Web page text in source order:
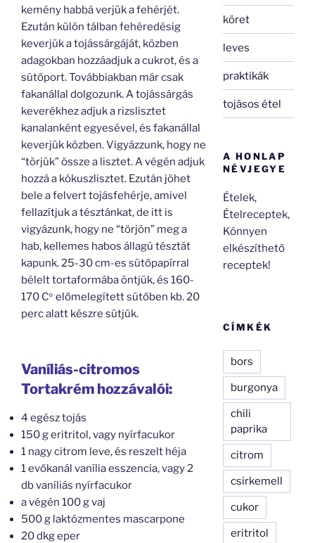
kemény habbá verjük a fehérjét.
Ezután külön tálban fehéredésig
keverjük a tojássárgáját, közben
adagokban hozzáadjuk a cukrot, és a
sütőport. Továbbiakban már csak
fakanállal dolgozunk. A tojássárgás
keverékhez adjuk a rizslisztet
kanalanként egyesével, és fakanállal
keverjük közben. Vigyázzunk, hogy ne
“törjük” össze a lisztet. A végén adjuk
hozzá a kókuszlisztet. Ezután jöhet
bele a felvert tojásfehérje, amivel
fellazítjuk a tésztánkat, de itt is
vigyázunk, hogy ne “törjön” meg a
hab, kellemes habos állagú tésztát
kapunk. 25-30 cm-es sütőpapírral
bélelt tortaformába öntjük, és 160-
170 Cº előmelegített sütőben kb. 20
perc alatt készre sütjük.
Vaníliás-citromos
Tortakrém hozzávalói:
4 egész tojás
150 g eritritol, vagy nyírfacukor
1 nagy citrom leve, és reszelt héja
1 evőkanál vanília esszencia, vagy 2
db vaníliás nyírfacukor
a végén 100 g vaj
500 g laktózmentes mascarpone
20 dkg eper
köret
leves
praktikák
tojásos étel
A HONLAP
NÉVJEGYE
Ételek,
Ételreceptek,
Könnyen
elkészíthető
receptek!
CÍMKÉK
bors
burgonya
chili
paprika
citrom
csirkemell
cukor
eritritol